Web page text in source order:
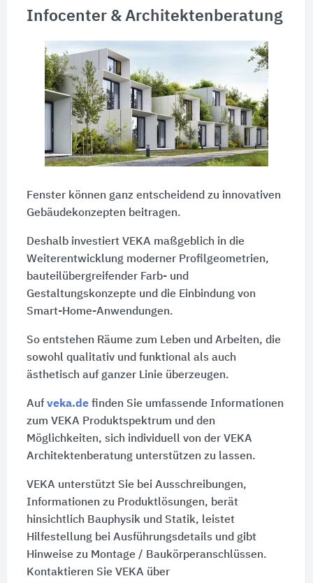
Infocenter & Architektenberatung
Fenster können ganz entscheidend zu innovativen
Gebäudekonzepten beitragen.
Deshalb investiert VEKA maßgeblich in die
Weiterentwicklung moderner Profilgeometrien,
bauteilübergreifender Farb- und
Gestaltungskonzepte und die Einbindung von
Smart-Home-Anwendungen.
So entstehen Räume zum Leben und Arbeiten, die
sowohl qualitativ und funktional als auch
ästhetisch auf ganzer Linie überzeugen.
Aufveka.definden Sie umfassende Informationen
zum VEKA Produktspektrum und den
Möglichkeiten, sich individuell von der VEKA
Architektenberatung unterstützen zu lassen.
VEKA unterstützt Sie bei Ausschreibungen,
Informationen zu Produktlösungen, berät
hinsichtlich Bauphysik und Statik, leistet
Hilfestellung bei Ausführungsdetails und gibt
Hinweise zu Montage / Baukörperanschlüssen.
Kontaktieren Sie VEKA über